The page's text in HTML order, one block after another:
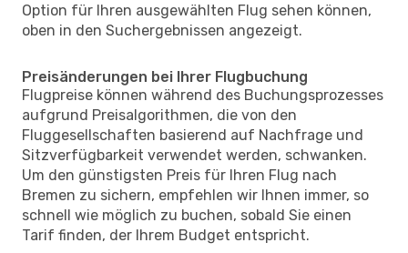
Option für Ihren ausgewählten Flug sehen können,
oben in den Suchergebnissen angezeigt.
Preisänderungen bei Ihrer Flugbuchung
Flugpreise können während des Buchungsprozesses
aufgrund Preisalgorithmen, die von den
Fluggesellschaften basierend auf Nachfrage und
Sitzverfügbarkeit verwendet werden, schwanken.
Um den günstigsten Preis für Ihren Flug nach
Bremen zu sichern, empfehlen wir Ihnen immer, so
schnell wie möglich zu buchen, sobald Sie einen
Tarif finden, der Ihrem Budget entspricht.